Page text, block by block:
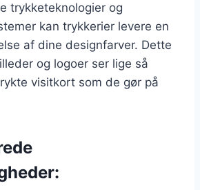
trykketeknologier og
kan trykkerier levere en
af dine designfarver. Dette
og logoer ser lige så
visitkort som de gør på